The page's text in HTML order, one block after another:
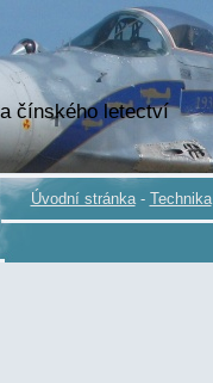
čínského letectví
Úvodní stránka - Technika